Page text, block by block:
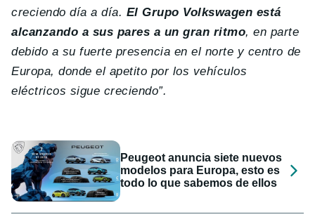
creciendo día a día. El Grupo Volkswagen está
alcanzando a sus pares a un gran ritmo, en parte
debido a su fuerte presencia en el norte y centro de
Europa, donde el apetito por los vehículos
eléctricos sigue creciendo”.
Peugeot anuncia siete nuevos
modelos para Europa, esto es
todo lo que sabemos de ellos